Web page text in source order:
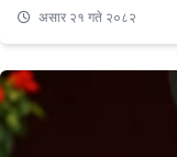
असार २१ गते २०८२